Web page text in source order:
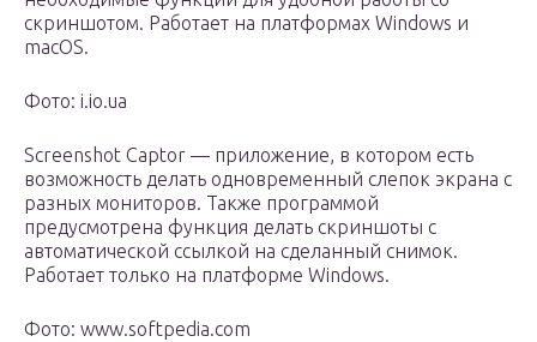
скриншотом. Работает на платформах Windows и
macOS.
Фото: i.io.ua
Screenshot Captor — приложение, в котором есть
возможность делать одновременный слепок экрана с
разных мониторов. Также программой
предусмотрена функция делать скриншоты с
автоматической ссылкой на сделанный снимок.
Работает только на платформе Windows.
Фото: www.softpedia.com